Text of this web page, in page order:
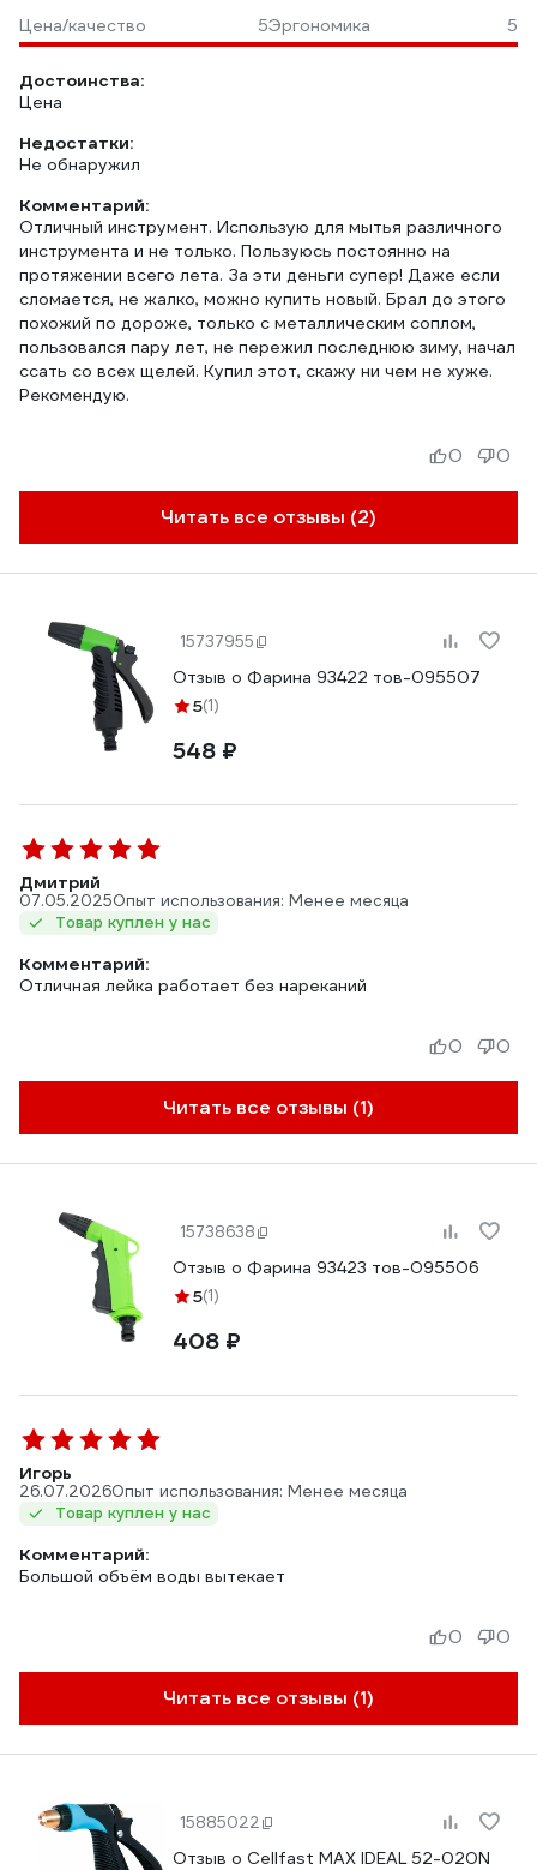
Цена/качество 5Эргономика 5
Достоинства:
Цена
Недостатки:
Не обнаружил
Комментарий:
Отличный инструмент. Использую для мытья различного
инструмента и не только. Пользуюсь постоянно на
протяжении всего лета. За эти деньги супер! Даже если
сломается, не жалко, можно купить новый. Брал до этого
похожий по дороже, только с металлическим соплом,
пользовался пару лет, не пережил последнюю зиму, начал
ссать со всех щелей. Купил этот, скажу ни чем не хуже.
Рекомендую.
Читать все отзывы (2)
0 0
15737955
Отзыв о Фарина 93422 тов-095507
5(1)
548 ₽
Дмитрий
07.05.2025Опыт использования: Менее месяца
Товар куплен у нас
Комментарий:
Отличная лейка работает без нареканий
Читать все отзывы (1)
0 0
15738638
Отзыв о Фарина 93423 тов-095506
5(1)
408 ₽
Игорь
26.07.2026Опыт использования: Менее месяца
Товар куплен у нас
Комментарий:
Большой объём воды вытекает
Читать все отзывы (1)
0 0
15885022
Отзыв о Cellfast MAX IDEAL 52-020N